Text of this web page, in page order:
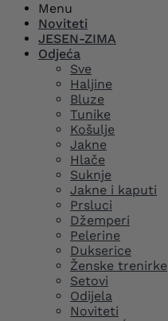
Menu
Noviteti
JESEN-ZIMA
Odjeća
Sve
Haljine
Bluze
Tunike
Košulje
Jakne
Hlače
Suknje
Jakne i kaputi
Prsluci
Džemperi
Pelerine
Dukserice
Ženske trenirke
Setovi
Odijela
Noviteti